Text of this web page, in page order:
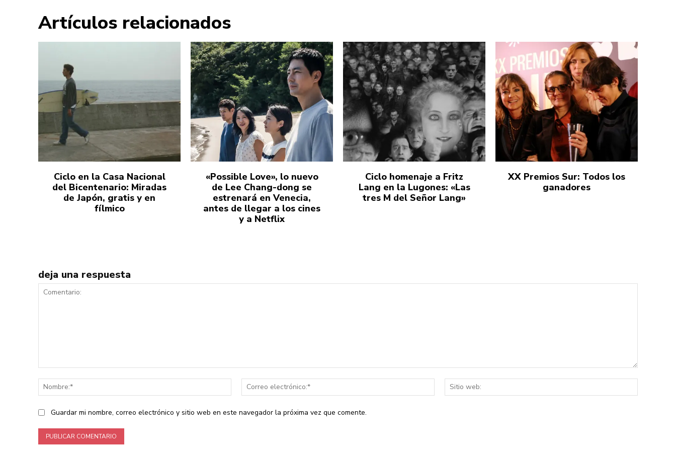
Artículos relacionados
Ciclo en la Casa Nacional
del Bicentenario: Miradas
de Japón, gratis y en
fílmico
«Possible Love», lo nuevo
de Lee Chang-dong se
estrenará en Venecia,
antes de llegar a los cines
y a Netflix
Ciclo homenaje a Fritz
Lang en la Lugones: «Las
tres M del Señor Lang»
XX Premios Sur: Todos los
ganadores
deja una respuesta
Nombre:*
Correo
electrónico:*
web:
Guardar mi nombre, correo electrónico y sitio web en este navegador la próxima vez que comente.